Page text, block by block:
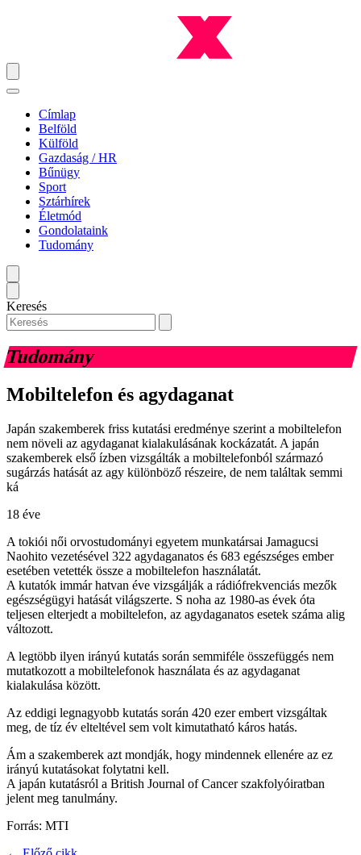
Címlap
Belföld
Külföld
Gazdaság / HR
Bűnügy
Sport
Sztárhírek
Életmód
Gondolataink
Tudomány
Keresés
Tudomány
Mobiltelefon és agydaganat
Japán szakemberek friss kutatási eredménye szerint a mobiltelefon
nem növeli az agydaganat kialakulásának kockázatát. A japán
szakemberek első ízben vizsgálták a mobiltelefonból származó
sugárzás hatását az agy különböző részeire, de nem találtak semmi
ká
18 éve
A tokiói női orvostudományi egyetem munkatársai Jamagucsi
Naohito vezetésével 322 agydaganatos és 683 egészséges ember
esetében vetették össze a mobiltelefon használatát.
A kutatók immár hatvan éve vizsgálják a rádiófrekvenciás mezők
egészségügyi hatását világszerte. S noha az 1980-as évek óta
teljesen elterjedt a mobiltelefon, az agydaganatos esetek száma alig
változott.
A legtöbb ilyen irányú kutatás során semmiféle összefüggés nem
mutatkozott a mobiltelefonok használata és az agydaganat
kialakulása között.
Az eddigi legnagyobb kutatás során 420 ezer embert vizsgáltak
meg, de tíz év elteltével sem volt kimutatható káros hatás.
Ám a szakemberek azt mondják, hogy mindennek ellenére az ez
irányú kutatásokat folytatni kell.
A japán kutatásról a British Journal of Cancer szakfolyóiratban
jelent meg tanulmány.
Forrás: MTI